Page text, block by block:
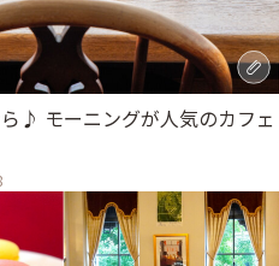
♪ モーニングが人気のカフェ